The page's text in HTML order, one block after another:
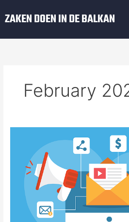
toZAKEN DOEN IN DE BALKAN
February
linkbuilding
Amsterdam?